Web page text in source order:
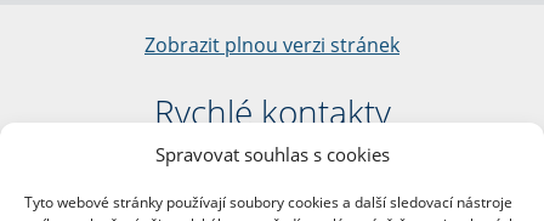
Spravovat souhlas s cookies
Tyto webové stránky používají soubory cookies a další sledovací nástroje
Zobrazit plnou verzi stránek
Rychlé kontakty
Filozofická fakulta
nám. Jana Palacha 1/2